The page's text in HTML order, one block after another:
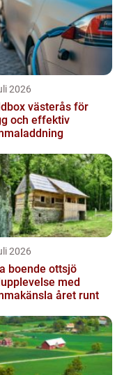
2026
västerås för
och effektiv
2026
boende ottsjö
med
året runt